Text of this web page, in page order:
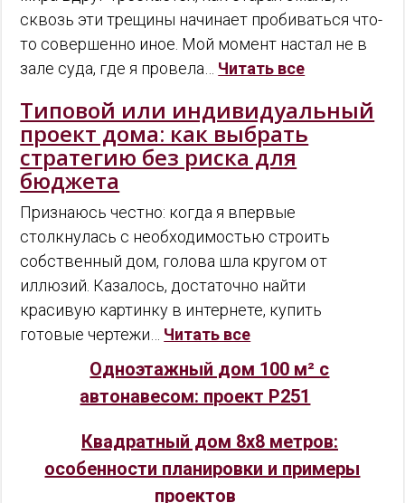
сквозь эти трещины начинает пробиваться что-
то совершенно иное. Мой момент настал не в
зале суда, где я провела… Читать все
Типовой или индивидуальный
проект дома: как выбрать
стратегию без риска для
бюджета
Признаюсь честно: когда я впервые
столкнулась с необходимостью строить
собственный дом, голова шла кругом от
иллюзий. Казалось, достаточно найти
красивую картинку в интернете, купить
готовые чертежи… Читать все
Одноэтажный дом 100 м² с
автонавесом: проект P251
Квадратный дом 8x8 метров:
особенности планировки и примеры
проектов